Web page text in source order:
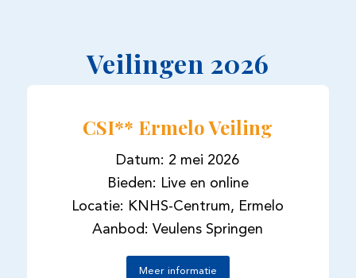
Veilingen 2026
CSI** Ermelo Veiling
Datum: 2 mei 2026
Bieden: Live en online
Locatie: KNHS-Centrum, Ermelo
Aanbod: Veulens Springen
Meer informatie